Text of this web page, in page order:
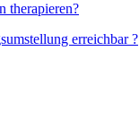
therapieren?
erreichbar ?